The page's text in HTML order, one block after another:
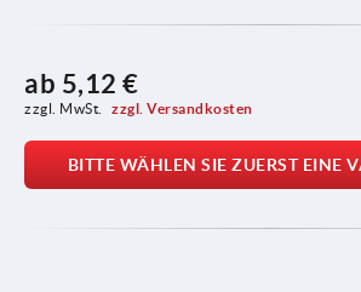
ab 5,12 €
zzgl. MwSt. zzgl. Versandkosten
BITTE WÄHLEN SIE ZUERST EINE